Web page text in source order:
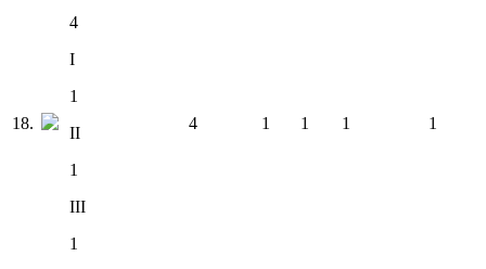
18.
4
I
1
II
1
III
1
4 1 1 1 1